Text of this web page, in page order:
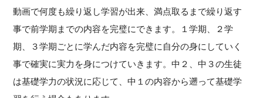
動画で何度も繰り返し学習が出来、満点取るまで繰り返す
事で前学期までの内容を完璧にできます。１学期、２学
期、３学期ごとに学んだ内容を完璧に自分の身にしていく
事で確実に実力を身につけていきます。中２、中３の生徒
は基礎学力の状況に応じて、中１の内容から遡って基礎学